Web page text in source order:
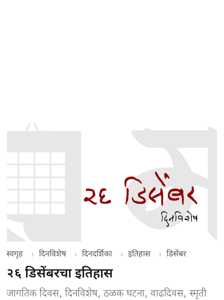
स्वगृह दिनविशेष दिनदर्शिका इतिहास डिसेंबर
२६ डिसेंबरचा इतिहास
जागतिक दिवस, दिनविशेष, ठळक घटना, वाढदिवस, स्मृती